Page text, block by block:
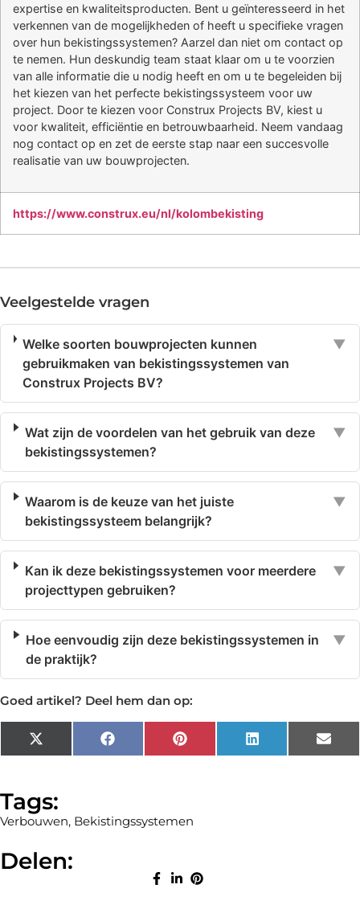
expertise en kwaliteitsproducten. Bent u geïnteresseerd in het
verkennen van de mogelijkheden of heeft u specifieke vragen
over hun bekistingssystemen? Aarzel dan niet om contact op
te nemen. Hun deskundig team staat klaar om u te voorzien
van alle informatie die u nodig heeft en om u te begeleiden bij
het kiezen van het perfecte bekistingssysteem voor uw
project. Door te kiezen voor Construx Projects BV, kiest u
voor kwaliteit, efficiëntie en betrouwbaarheid. Neem vandaag
nog contact op en zet de eerste stap naar een succesvolle
realisatie van uw bouwprojecten.
https://www.construx.eu/nl/kolombekisting
Veelgestelde vragen
Welke soorten bouwprojecten kunnen
gebruikmaken van bekistingssystemen van
Construx Projects BV?
▼
Wat zijn de voordelen van het gebruik van deze
bekistingssystemen?
▼
Waarom is de keuze van het juiste
bekistingssysteem belangrijk?
▼
Kan ik deze bekistingssystemen voor meerdere
projecttypen gebruiken?
▼
Hoe eenvoudig zijn deze bekistingssystemen in
de praktijk?
▼
Goed artikel? Deel hem dan op:
X
(Twitter)
Facebook Pinterest LinkedIn
Tags:
Verbouwen, Bekistingssystemen
Delen: